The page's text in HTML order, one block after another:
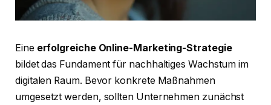
Eine erfolgreiche Online-Marketing-Strategie
bildet das Fundament für nachhaltiges Wachstum im
digitalen Raum. Bevor konkrete Maßnahmen
umgesetzt werden, sollten Unternehmen zunächst